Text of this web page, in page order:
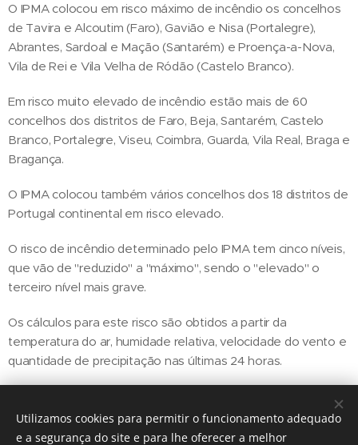
O IPMA colocou em risco máximo de incêndio os concelhos
de Tavira e Alcoutim (Faro), Gavião e Nisa (Portalegre),
Abrantes, Sardoal e Mação (Santarém) e Proença-a-Nova,
Vila de Rei e Vila Velha de Ródão (Castelo Branco).
Em risco muito elevado de incêndio estão mais de 60
concelhos dos distritos de Faro, Beja, Santarém, Castelo
Branco, Portalegre, Viseu, Coimbra, Guarda, Vila Real, Braga e
Bragança.
O IPMA colocou também vários concelhos dos 18 distritos de
Portugal continental em risco elevado.
O risco de incêndio determinado pelo IPMA tem cinco níveis,
que vão de "reduzido" a "máximo", sendo o "elevado" o
terceiro nível mais grave.
Os cálculos para este risco são obtidos a partir da
temperatura do ar, humidade relativa, velocidade do vento e
quantidade de precipitação nas últimas 24 horas.
Share
Utilizamos cookies para permitir o funcionamento adequado
e a segurança do site e para lhe oferecer a melhor